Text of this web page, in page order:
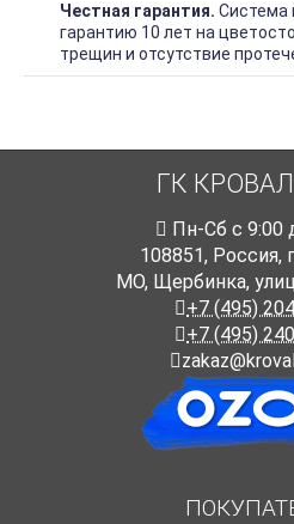
Честная гарантия. Система
гарантию 10 лет на
трещин и отсутствие
ГК
Пн-Cб с 9:00
108851, Россия,
МО, Щербинка,
+7 (495)
+7 (495)